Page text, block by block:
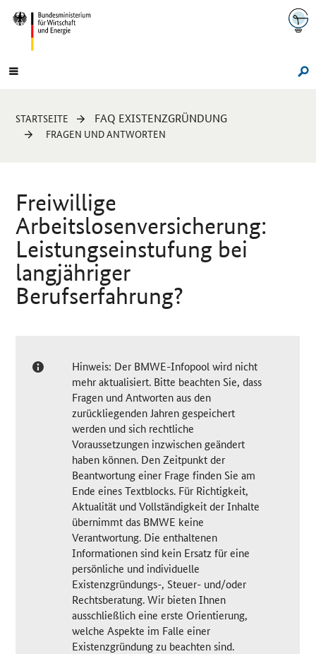
Navigation
Hauptmenü
Sie
sind
STARTSEITE FAQ EXISTENZGRÜNDUNG
FRAGEN UND ANTWORTEN
Freiwillige
Arbeitslosenversicherung:
Leistungseinstufung bei
langjähriger
Berufserfahrung?
Hinweis: Der BMWE-Infopool wird nicht
mehr aktualisiert. Bitte beachten Sie, dass
Fragen und Antworten aus den
zurückliegenden Jahren gespeichert
werden und sich rechtliche
Voraussetzungen inzwischen geändert
haben können. Den Zeitpunkt der
Beantwortung einer Frage finden Sie am
Ende eines Textblocks. Für Richtigkeit,
Aktualität und Vollständigkeit der Inhalte
übernimmt das BMWE keine
Verantwortung. Die enthaltenen
Informationen sind kein Ersatz für eine
persönliche und individuelle
Existenzgründungs-, Steuer- und/oder
Rechtsberatung. Wir bieten Ihnen
ausschließlich eine erste Orientierung,
welche Aspekte im Falle einer
Existenzgründung zu beachten sind.